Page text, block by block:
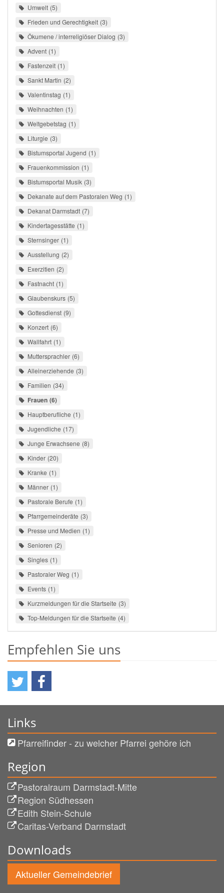
Umwelt 5
Frieden und Gerechtigkeit 3
Ökumene / interreligiöser Dialog 3
Advent 1
Fastenzeit 1
Sankt Martin 2
Valentinstag 1
Weihnachten 1
Weltgebetstag 1
Liturgie 3
Bistumsportal Jugend 1
Frauenkommission 1
Bistumsportal Musik 3
Dekanate auf dem Pastoralen Weg 1
Dekanat Darmstadt 7
Kindertagesstätte 1
Sternsinger 1
Ausstellung 2
Exerzitien 2
Fastnacht 1
Glaubenskurs 5
Gottesdienst 9
Konzert 6
Wallfahrt 1
Muttersprachler 6
Alleinerziehende 3
Familien 34
Frauen 6
Hauptberufliche 1
Jugendliche 17
Junge Erwachsene 8
Kinder 20
Kranke 1
Männer 1
Pastorale Berufe 1
Pfarrgemeinderäte 3
Presse und Medien 1
Senioren 2
Singles 1
Pastoraler Weg 1
Events 1
Kurzmeldungen für die Startseite 3
Top-Meldungen für die Startseite 4
Empfehlen Sie uns
Links
Pfarreifinder - zu welcher Pfarrei gehöre ich
Region
Pastoralraum Darmstadt-Mitte
Region Südhessen
Edith Stein-Schule
Caritas-Verband Darmstadt
Downloads
Aktueller Gemeindebrief